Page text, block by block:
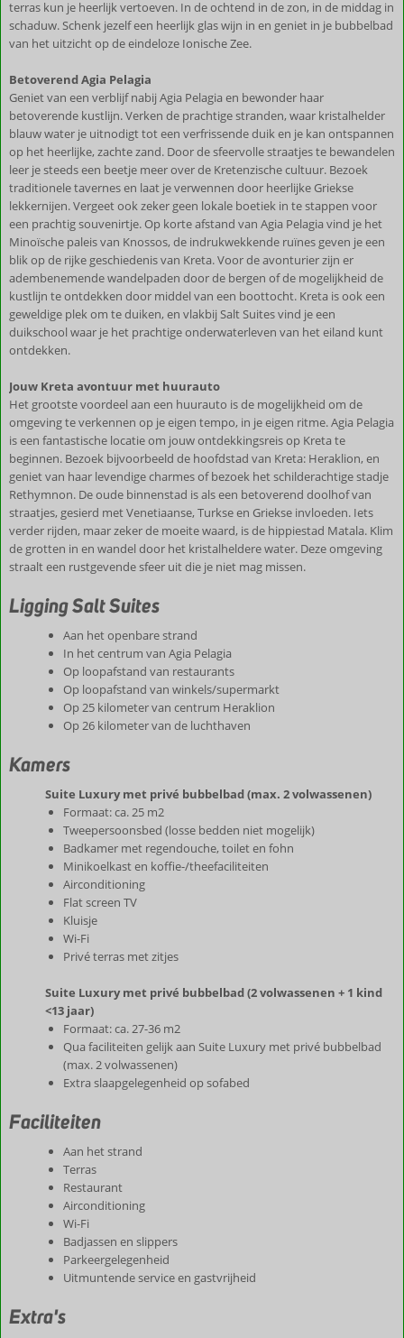
terras kun je heerlijk vertoeven. In de ochtend in de zon, in de middag in
schaduw. Schenk jezelf een heerlijk glas wijn in en geniet in je bubbelbad
van het uitzicht op de eindeloze Ionische Zee.
Betoverend Agia Pelagia
Geniet van een verblijf nabij Agia Pelagia en bewonder haar
betoverende kustlijn. Verken de prachtige stranden, waar kristalhelder
blauw water je uitnodigt tot een verfrissende duik en je kan ontspannen
op het heerlijke, zachte zand. Door de sfeervolle straatjes te bewandelen
leer je steeds een beetje meer over de Kretenzische cultuur. Bezoek
traditionele tavernes en laat je verwennen door heerlijke Griekse
lekkernijen. Vergeet ook zeker geen lokale boetiek in te stappen voor
een prachtig souvenirtje. Op korte afstand van Agia Pelagia vind je het
Minoïsche paleis van Knossos, de indrukwekkende ruïnes geven je een
blik op de rijke geschiedenis van Kreta. Voor de avonturier zijn er
adembenemende wandelpaden door de bergen of de mogelijkheid de
kustlijn te ontdekken door middel van een boottocht. Kreta is ook een
geweldige plek om te duiken, en vlakbij Salt Suites vind je een
duikschool waar je het prachtige onderwaterleven van het eiland kunt
ontdekken.
Jouw Kreta avontuur met huurauto
Het grootste voordeel aan een huurauto is de mogelijkheid om de
omgeving te verkennen op je eigen tempo, in je eigen ritme. Agia Pelagia
is een fantastische locatie om jouw ontdekkingsreis op Kreta te
beginnen. Bezoek bijvoorbeeld de hoofdstad van Kreta: Heraklion, en
geniet van haar levendige charmes of bezoek het schilderachtige stadje
Rethymnon. De oude binnenstad is als een betoverend doolhof van
straatjes, gesierd met Venetiaanse, Turkse en Griekse invloeden. Iets
verder rijden, maar zeker de moeite waard, is de hippiestad Matala. Klim
de grotten in en wandel door het kristalheldere water. Deze omgeving
straalt een rustgevende sfeer uit die je niet mag missen.
Ligging Salt Suites
Aan het openbare strand
In het centrum van Agia Pelagia
Op loopafstand van restaurants
Op loopafstand van winkels/supermarkt
Op 25 kilometer van centrum Heraklion
Op 26 kilometer van de luchthaven
Kamers
Suite Luxury met privé bubbelbad (max. 2 volwassenen)
Formaat: ca. 25 m2
Tweepersoonsbed (losse bedden niet mogelijk)
Badkamer met regendouche, toilet en fohn
Minikoelkast en koffie-/theefaciliteiten
Airconditioning
Flat screen TV
Kluisje
Wi-Fi
Privé terras met zitjes
Suite Luxury met privé bubbelbad (2 volwassenen + 1 kind
<13 jaar)
Formaat: ca. 27-36 m2
Qua faciliteiten gelijk aan Suite Luxury met privé bubbelbad
(max. 2 volwassenen)
Extra slaapgelegenheid op sofabed
Faciliteiten
Aan het strand
Terras
Restaurant
Airconditioning
Wi-Fi
Badjassen en slippers
Parkeergelegenheid
Uitmuntende service en gastvrijheid
Extra's